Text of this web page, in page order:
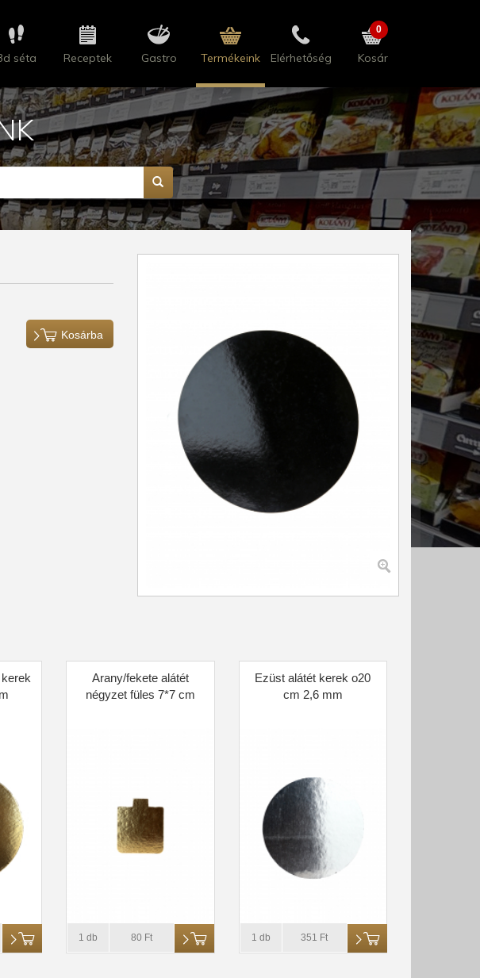
séta Receptek Gastro Termékeink Elérhetőség Kosár
0
Kosárba
Arany/fekete alátét
négyzet füles 7*7 cm
1 db 80 Ft
Ezüst alátét kerek o20
cm 2,6 mm
1 db 351 Ft